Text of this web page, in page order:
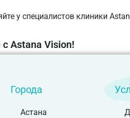
у специалистов клиники
Astana Vision!
Города
Астана